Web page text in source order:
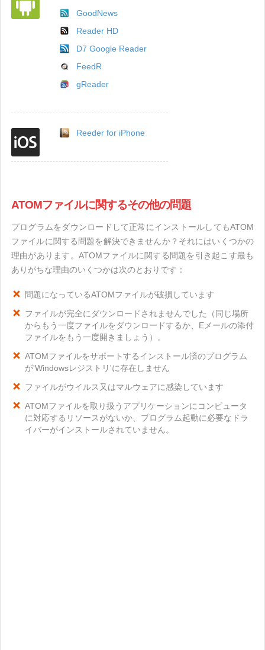
GoodNews
Reader HD
D7 Google Reader
FeedR
gReader
Reeder for iPhone
ATOMファイルに関するその他の問題
プログラムをダウンロードして正常にインストールしてもATOM
ファイルに関する問題を解決できませんか？それにはいくつかの
理由があります。ATOMファイルに関する問題を引き起こす最も
ありがちな理由のいくつかは次のとおりです：
問題になっているATOMファイルが破損しています
ファイルが完全にダウンロードされませんでした（同じ場所
からもう一度ファイルをダウンロードするか、Eメールの添付
ファイルをもう一度開きましょう）。
ATOMファイルをサポートするインストール済のプログラム
が'Windowsレジストリ'に存在しません
ファイルがウイルス又はマルウェアに感染しています
ATOMファイルを取り扱うアプリケーションにコンピュータ
に対応するリソースがないか、プログラム起動に必要なドラ
イバーがインストールされていません。